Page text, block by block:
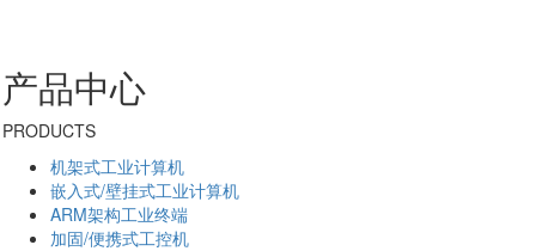
产品中心
PRODUCTS
机架式工业计算机
嵌入式/壁挂式工业计算机
ARM架构工业终端
加固/便携式工控机